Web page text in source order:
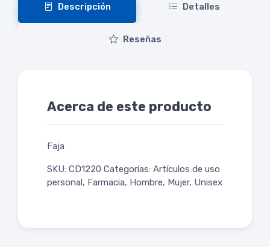
Descripción Detalles
Reseñas
Acerca de este producto
Faja
SKU: CD1220 Categorías: Artículos de uso
personal, Farmacia, Hombre, Mujer, Unisex